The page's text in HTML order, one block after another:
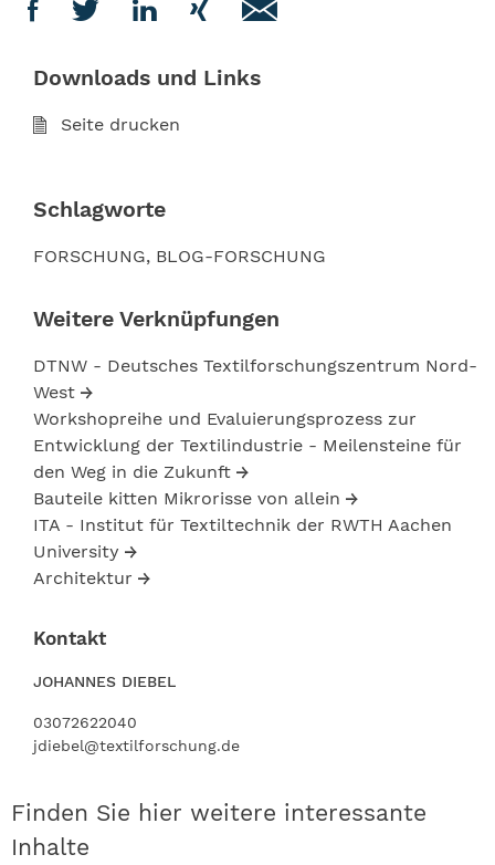
Downloads und Links
Seite drucken
Schlagworte
FORSCHUNG BLOG-FORSCHUNG
Weitere Verknüpfungen
DTNW - Deutsches Textilforschungszentrum Nord-
West
Workshopreihe und Evaluierungsprozess zur
Entwicklung der Textilindustrie - Meilensteine für
den Weg in die Zukunft
Bauteile kitten Mikrorisse von allein
ITA - Institut für Textiltechnik der RWTH Aachen
University
Architektur
Kontakt
JOHANNES DIEBEL
03072622040
jdiebel@textilforschung.de
Finden Sie hier weitere interessante
Inhalte